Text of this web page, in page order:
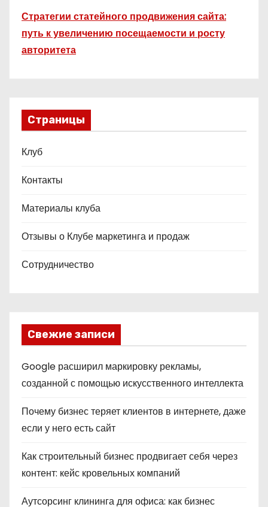
Стратегии статейного продвижения сайта:
путь к увеличению посещаемости и росту
авторитета
Страницы
Клуб
Контакты
Материалы клуба
Отзывы о Клубе маркетинга и продаж
Сотрудничество
Свежие записи
Google расширил маркировку рекламы,
созданной с помощью искусственного интеллекта
Почему бизнес теряет клиентов в интернете, даже
если у него есть сайт
Как строительный бизнес продвигает себя через
контент: кейс кровельных компаний
Аутсорсинг клининга для офиса: как бизнес